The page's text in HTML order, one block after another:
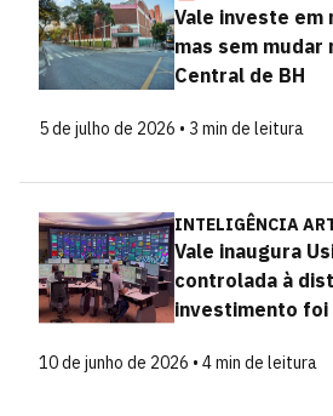
Vale investe em
mas sem mudar
Central de BH
5 de julho de 2026 • 3 min de leitura
INTELIGÊNCIA
Vale inaugura
controlada à
investimento foi
10 de junho de 2026 • 4 min de leitura